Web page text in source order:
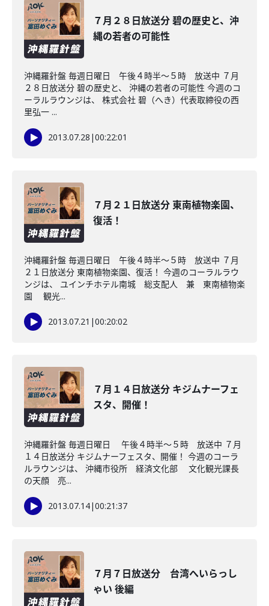
７月２８日放送分 碧の歴史と、沖
縄の若者の可能性
沖縄羅針盤 毎週日曜日 午後４時半～５時 放送中 ７月
２８日放送分 碧の歴史と、 沖縄の若者の可能性 今週のコ
ーラルラウンジは、 株式会社 碧（へき）代表取締役の西
里弘一 ...
2013.07.28 |00:22:01
７月２１日放送分 東南植物楽園、
復活！
沖縄羅針盤 毎週日曜日 午後４時半～５時 放送中 ７月
２１日放送分 東南植物楽園、復活！ 今週のコーラルラウ
ンジは、 ユインチホテル南城 総支配人 兼 東南植物楽
園 観光...
2013.07.21 |00:20:02
７月１４日放送分 キジムナーフェ
スタ、開催！
沖縄羅針盤 毎週日曜日 午後４時半～５時 放送中 ７月
１４日放送分 キジムナーフェスタ、開催！ 今週のコーラ
ルラウンジは、 沖縄市役所 経済文化部 文化観光課長
の天顔 亮...
2013.07.14|00:21:37
７月７日放送分 台湾へいらっし
ゃい 後編